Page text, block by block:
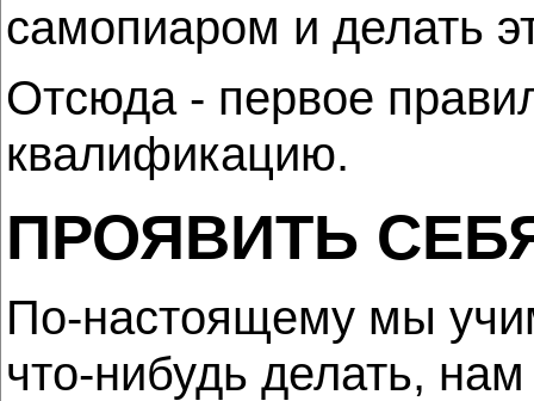
самопиаром и делать
Отсюда - первое
квалификацию.
ПРОЯВИТЬ
По-настоящему мы
что-нибудь делать,